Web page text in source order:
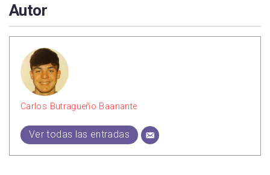
Autor
Carlos Butragueño Baanante
Ver todas las entradas